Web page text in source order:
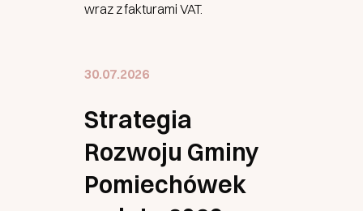
wraz z fakturami VAT.
30.07.2026
Strategia
Rozwoju Gminy
Pomiechówek